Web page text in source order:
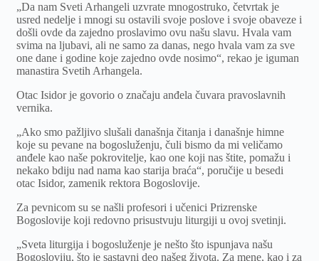
„Da nam Sveti Arhangeli uzvrate mnogostruko, četvrtak je
usred nedelje i mnogi su ostavili svoje poslove i svoje obaveze i
došli ovde da zajedno proslavimo ovu našu slavu. Hvala vam
svima na ljubavi, ali ne samo za danas, nego hvala vam za sve
one dane i godine koje zajedno ovde nosimo“, rekao je iguman
manastira Svetih Arhangela.
Otac Isidor je govorio o značaju anđela čuvara pravoslavnih
vernika.
„Ako smo pažljivo slušali današnja čitanja i današnje himne
koje su pevane na bogosluženju, čuli bismo da mi veličamo
anđele kao naše pokrovitelje, kao one koji nas štite, pomažu i
nekako bdiju nad nama kao starija braća“, poručije u besedi
otac Isidor, zamenik rektora Bogoslovije.
Za pevnicom su se našli profesori i učenici Prizrenske
Bogoslovije koji redovno prisustvuju liturgiji u ovoj svetinji.
„Sveta liturgija i bogosluženje je nešto što ispunjava našu
Bogosloviju, što je sastavni deo našeg života. Za mene, kao i za